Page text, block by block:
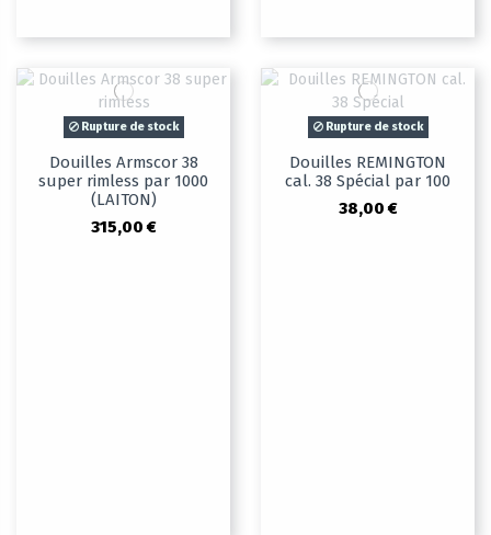
Rupture de stock
Douilles Armscor 38
super rimless par 1000
(LAITON)
315,00 €
Rupture de stock
Douilles REMINGTON
cal. 38 Spécial par 100
38,00 €